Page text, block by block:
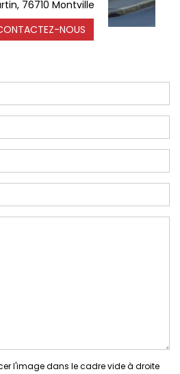
76710 Montville
NOUS
l'image dans le cadre vide à droite